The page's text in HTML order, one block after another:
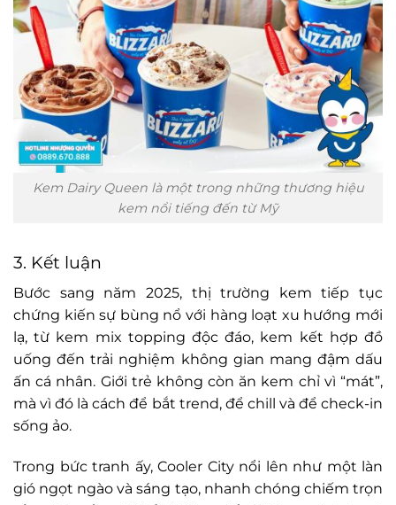
Kem Dairy Queen là một trong những thương hiệu
kem nổi tiếng đến từ Mỹ
3. Kết luận
Bước sang năm 2025, thị trường kem tiếp tục
chứng kiến sự bùng nổ với hàng loạt xu hướng mới
lạ, từ kem mix topping độc đáo, kem kết hợp đồ
uống đến trải nghiệm không gian mang đậm dấu
ấn cá nhân. Giới trẻ không còn ăn kem chỉ vì “mát”,
mà vì đó là cách để bắt trend, để chill và để check-in
sống ảo.
Trong bức tranh ấy, Cooler City nổi lên như một làn
gió ngọt ngào và sáng tạo, nhanh chóng chiếm trọn